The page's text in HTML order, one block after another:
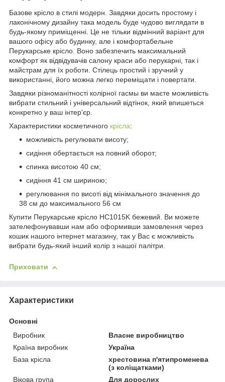
Базове крісло в стилі модерн. Завдяки досить простому і
лаконічному дизайну така модель буде чудово виглядати в
будь-якому приміщенні. Це не тільки відмінний варіант для
вашого офісу або будинку, але і комфортабельне
Перукарське крісло. Воно забезпечить максимальний
комфорт як відвідувачів салону краси або перукарні, так і
майстрам для їх роботи. Стілець простий і зручний у
використанні, його можна легко переміщати і повертати.
Завдяки різноманітності колірної гасмы ви маєте можливість
вибрати стильний і універсальний відтінок, який впишеться
конкретно у ваш інтер'єр.
Характеристики косметичного крісла:
можливість регулювати висоту;
сидіння обертається на повний оборот;
спинка висотою 40 см;
сидіння 41 см шириною;
регулювання по висоті від мінімального значення до
38 см до максимального 56 см
Купити Перукарське крісло HC1015K бежевий. Ви можете
зателефонувавши нам або оформивши замовлення через
кошик нашого інтернет магазину, так у Вас є можливість
вибрати будь-який інший колір з нашої палітри.
Приховати
Характеристики
Основні
Виробник
Власне виробництво
Країна виробник
Україна
База крісла
хрестовина п'ятипроменева
(з коліщатками)
Вікова група
Для дорослих